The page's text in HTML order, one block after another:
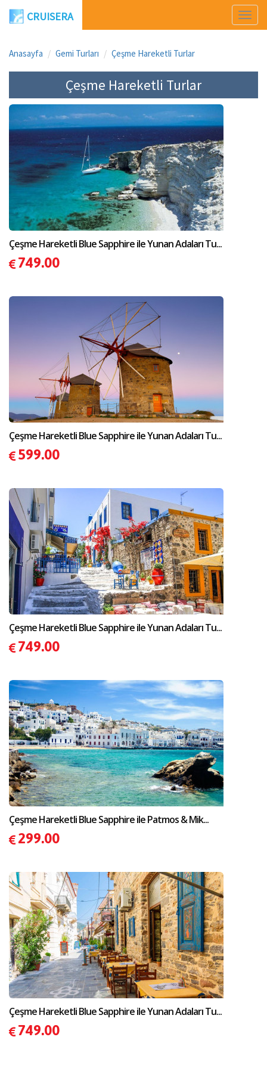
Aç
CRUISERA
Anasayfa Gemi Turları Çeşme Hareketli Turlar
Çeşme Hareketli Turlar
Çeşme Hareketli Blue Sapphire ile Yunan Adaları Tu...
749.00
Çeşme Hareketli Blue Sapphire ile Yunan Adaları Tu...
599.00
Çeşme Hareketli Blue Sapphire ile Yunan Adaları Tu...
749.00
Çeşme Hareketli Blue Sapphire ile Patmos & Mik...
299.00
Çeşme Hareketli Blue Sapphire ile Yunan Adaları Tu...
749.00